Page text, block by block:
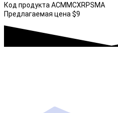
Код продукта ACMMCXRPSMA
Предлагаемая цена $9